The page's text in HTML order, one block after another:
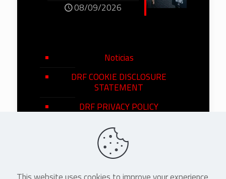
08/09/2026
Noticias
DRF COOKIE DISCLOSURE
STATEMENT
DRF PRIVACY POLICY